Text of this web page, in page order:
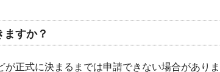
すか？
正式に決まるまでは申請できない場合がありま